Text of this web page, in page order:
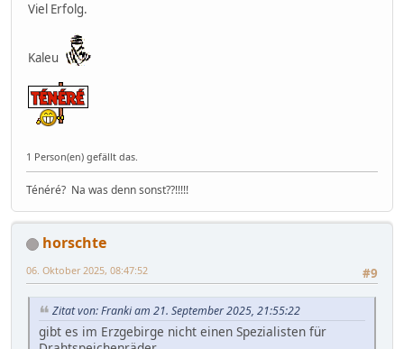
Viel Erfolg.
Kaleu
1 Person(en) gefällt das.
Ténéré? Na was denn sonst??!!!!!
horschte
#9
06. Oktober 2025, 08:47:52
Zitat von: Franki am 21. September 2025, 21:55:22
gibt es im Erzgebirge nicht einen Spezialisten für